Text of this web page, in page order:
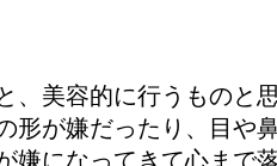
、美容的に行うものと
形が嫌だったり、目や
嫌になってきて心まで